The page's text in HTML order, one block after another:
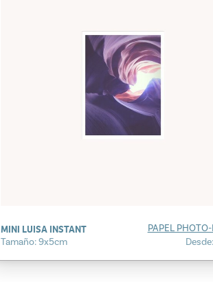
MINI LUISA INSTANT
PAPEL
Tamaño: 9x5cm